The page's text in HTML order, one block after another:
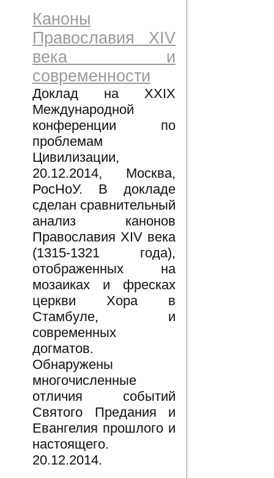
Каноны
Православия XIV
века и
современности
Доклад на XXIX
Международной
конференции по
проблемам
Цивилизации,
20.12.2014, Москва,
РосНоУ. В докладе
сделан сравнительный
анализ канонов
Православия XIV века
(1315-1321 года),
отображенных на
мозаиках и фресках
церкви Хора в
Стамбуле, и
современных
догматов.
Обнаружены
многочисленные
отличия событий
Святого Предания и
Евангелия прошлого и
настоящего.
20.12.2014.